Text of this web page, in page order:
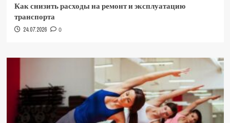
Как снизить расходы на ремонт и эксплуатацию
транспорта
24.07.2026 0